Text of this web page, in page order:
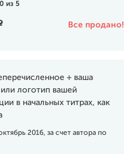
из 5
Все продано!
+ ваша
логотип вашей
в начальных титрах, как
2016, за счет автора по